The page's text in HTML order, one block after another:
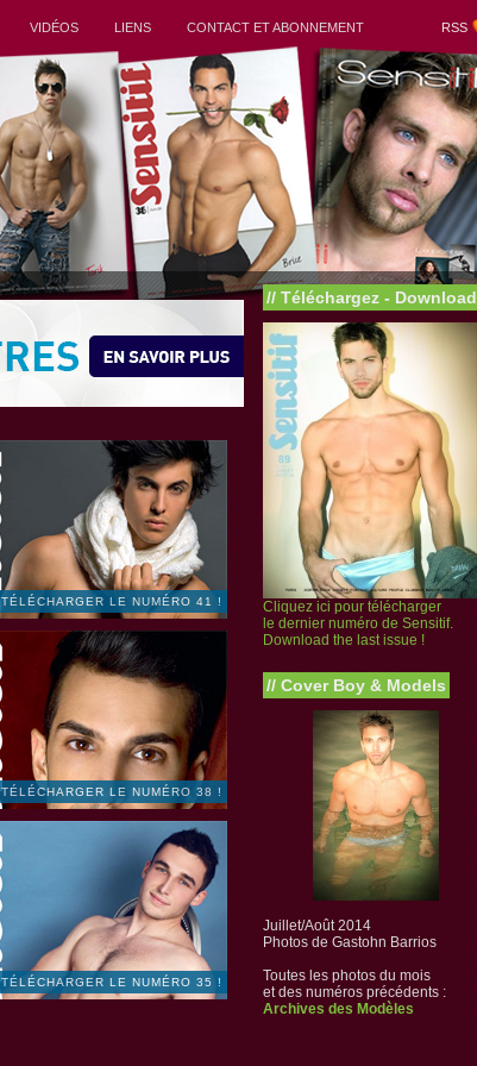
VIDÉOS LIENS CONTACT ET ABONNEMENT RSS
TÉLÉCHARGER LE NUMÉRO 41 !
TÉLÉCHARGER LE NUMÉRO 38 !
TÉLÉCHARGER LE NUMÉRO 35 !
// Téléchargez - Download
Cliquez ici pour télécharger
le dernier numéro de Sensitif.
Download the last issue !
// Cover Boy & Models
Juillet/Août 2014
Photos de Gastohn Barrios
Toutes les photos du mois
et des numéros précédents :
Archives des Modèles